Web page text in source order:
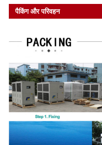
पैकिंग और परिवहन